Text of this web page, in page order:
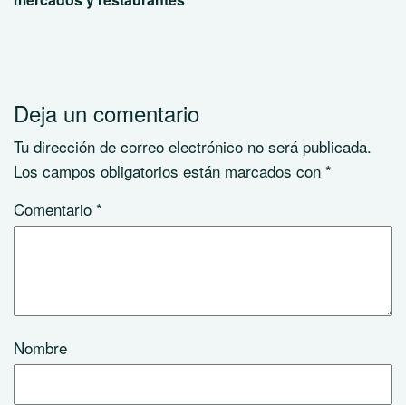
Deja un comentario
Tu dirección de correo electrónico no será publicada.
Los campos obligatorios están marcados con *
Comentario *
Nombre